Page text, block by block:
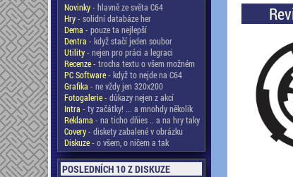
Novinky- hlavně ze světa C64
Hry- solidní databáze her
Dema - pouze ta nejlepší
Dentra - když stačí jeden soubor
Utility- nejen pro práci a legraci
Recenze- trocha textu o všem možném
PC Software- když to nejde na C64
Grafika - ne vždy jen 320x200
Fotogalerie- důkazy nejen z akcí
Intra - ty začátky! ... a mnohdy několik
Reklama - na ticho dňies .. a na hry taky
Covery- diskety zabalené v obrázku
Diskuze- o všem, o ničem a tak
POSLEDNÍCH 10 Z DISKUZE